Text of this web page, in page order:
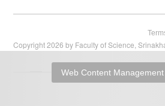
Copyright 2026 by Faculty of Science,
Web Content Management